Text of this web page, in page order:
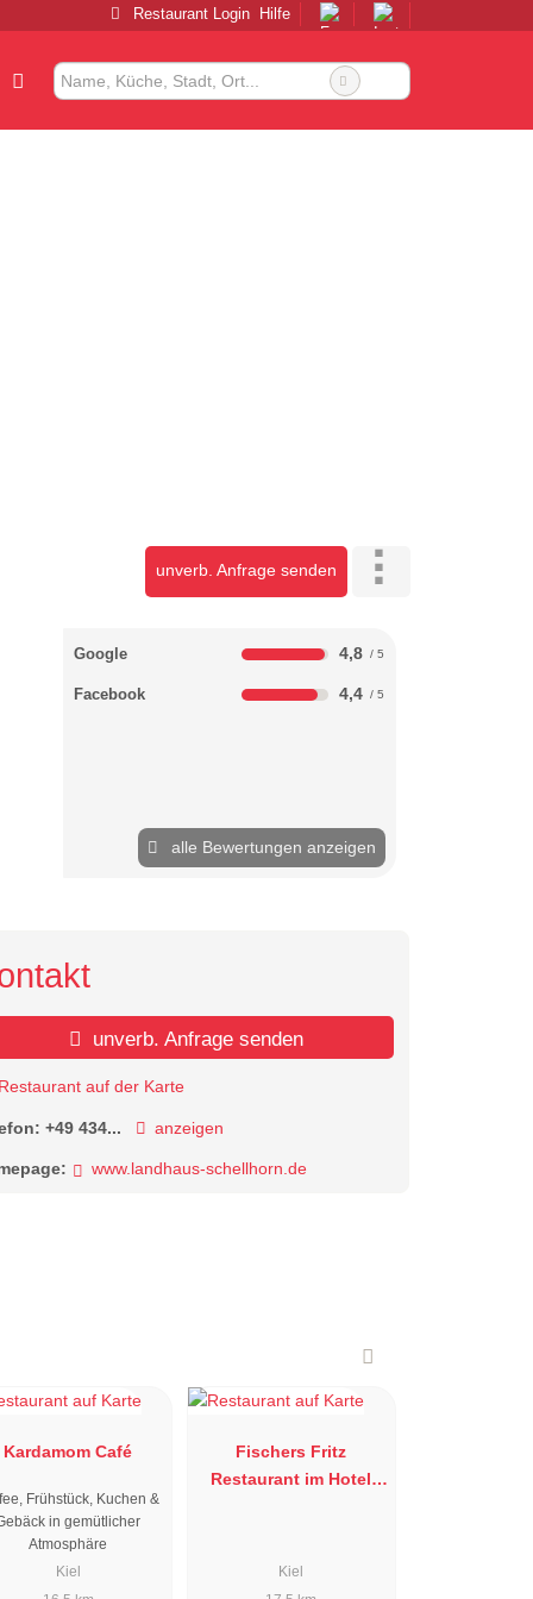
Restaurant Login Hilfe
unverb. Anfrage senden
Google 4,8
Facebook 4,4
alle Bewertungen anzeigen
unverb. Anfrage senden
Restaurant auf der Karte
+49 434... anzeigen
www.landhaus-schellhorn.de
Kardamom Café
Frühstück, Kuchen &
in gemütlicher
Atmosphäre
Kiel
Fischers Fritz
Restaurant im Hotel
Kiel